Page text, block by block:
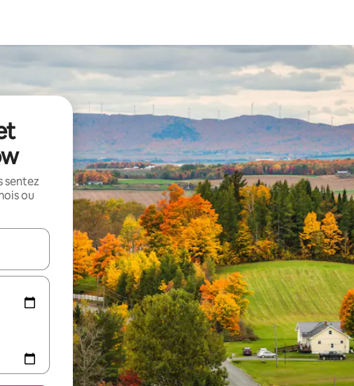
sentez
ou
flèches vers le haut et vers le bas pour les parcourir ou en appuyant et en